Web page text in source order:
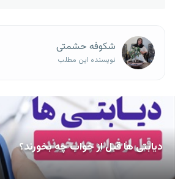
شکوفه حشمتی
نویسنده این مطلب
دیابتی ها قبل از خواب چه بخورند؟